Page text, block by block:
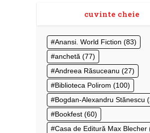
cuvinte cheie
Anansi. World Fiction (83)
anchetă (77)
Andreea Răsuceanu (27)
Biblioteca Polirom (100)
Bogdan-Alexandru Stănescu
Bookfest (60)
Casa de Editură Max Blecher